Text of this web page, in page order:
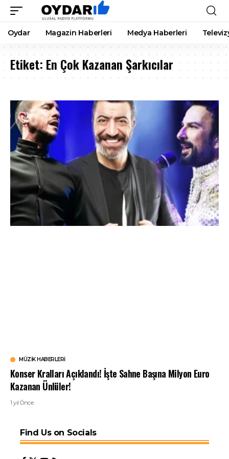
Oydar Magazin Haberleri Medya Haberleri
Etiket: En Çok Kazanan Şarkıcılar
MÜZIK HABERLERI
Konser Kralları Açıklandı! İşte Sahne Başına Milyon Euro
Kazanan Ünlüler!
1 yıl Önce
Find Us on Socials